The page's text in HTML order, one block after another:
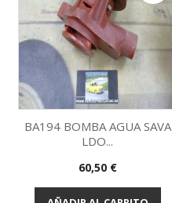
Vista rápida
BA194 BOMBA AGUA SAVA
LDO...
Precio
60,50 €